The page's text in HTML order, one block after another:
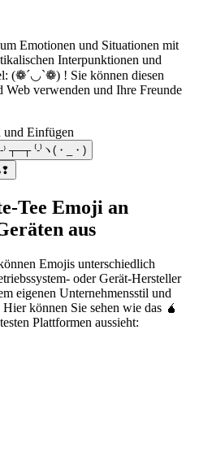
Emotionen und Situationen mit
Interpunktionen und
(❁´◡`❁) ! Sie können diesen
Web verwenden und Ihre Freunde
Einfügen
⁾ ┬─┬ ⁽-⁾ヽ(・_・)
Tee Emoji an
aus
Emojis unterschiedlich
oder Gerät-Hersteller
eigenen Unternehmensstil und
können Sie sehen wie das 🧉
Plattformen aussieht: